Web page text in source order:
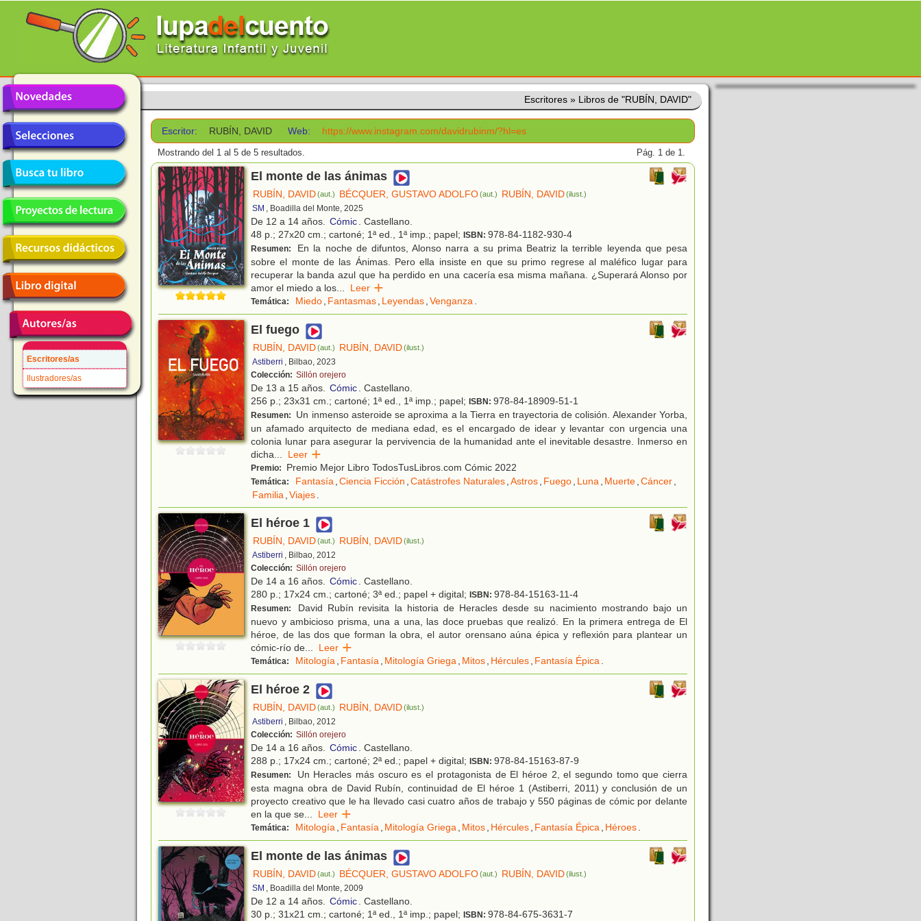
Escritores/as
Ilustradores/as
Escritores » Libros de "RUBÍN, DAVID"
Escritor: RUBÍN, DAVID Web: https://www.instagram.com/davidrubinm/?hl=es
Mostrando del 1 al 5 de 5 resultados. Pág. 1 de 1.
El monte de las ánimas
RUBÍN, DAVID(aut.) BÉCQUER, GUSTAVO ADOLFO(aut.) RUBÍN, DAVID (ilust.)
SM , Boadilla del Monte, 2025
De 12 a 14 años. Cómic. Castellano.
48 p.; 27x20 cm.; cartoné; 1ª ed., 1ª imp.; papel; ISBN: 978-84-1182-930-4
Resumen:
En la noche de difuntos, Alonso narra a su prima Beatriz la terrible leyenda que pesa
sobre el monte de las Ánimas. Pero ella insiste en que su primo regrese al maléfico lugar para
recuperar la banda azul que ha perdido en una cacería esa misma mañana. ¿Superará Alonso por
amor el miedo a los... Leer
Temática: Miedo, Fantasmas, Leyendas,Venganza.
El fuego
RUBÍN, DAVID(aut.) RUBÍN, DAVID(ilust.)
Astiberri , Bilbao, 2023
Colección: Sillón orejero
De 13 a 15 años. Cómic. Castellano.
256 p.; 23x31 cm.; cartoné; 1ª ed., 1ª imp.; papel; ISBN: 978-84-18909-51-1
Resumen:
Un inmenso asteroide se aproxima a la Tierra en trayectoria de colisión. Alexander Yorba,
un afamado arquitecto de mediana edad, es el encargado de idear y levantar con urgencia una
colonia lunar para asegurar la pervivencia de la humanidad ante el inevitable desastre. Inmerso en
dicha... Leer
Premio: Premio Mejor Libro TodosTusLibros.com Cómic 2022
Temática: Fantasía,Ciencia Ficción ,Catástrofes Naturales,Astros, Fuego, Luna, Muerte,Cáncer,
Familia,Viajes.
El héroe 1
RUBÍN, DAVID(aut.) RUBÍN, DAVID(ilust.)
Astiberri , Bilbao, 2012
Colección: Sillón orejero
De 14 a 16 años. Cómic. Castellano.
280 p.; 17x24 cm.; cartoné; 3ª ed.; papel + digital; ISBN: 978-84-15163-11-4
Resumen:
David Rubín revisita la historia de Heracles desde su nacimiento mostrando bajo un
nuevo y ambicioso prisma, una a una, las doce pruebas que realizó. En la primera entrega de El
héroe, de las dos que forman la obra, el autor orensano aúna épica y reflexión para plantear un
cómic-río de... Leer
Temática: Mitología, Fantasía, Mitología Griega, Mitos, Hércules, Fantasía Épica.
El héroe 2
RUBÍN, DAVID(aut.) RUBÍN, DAVID(ilust.)
Astiberri , Bilbao, 2012
Colección: Sillón orejero
De 14 a 16 años. Cómic. Castellano.
288 p.; 17x24 cm.; cartoné; 2ª ed.; papel + digital; ISBN: 978-84-15163-87-9
Resumen:
Un Heracles más oscuro es el protagonista de El héroe 2, el segundo tomo que cierra
esta magna obra de David Rubín, continuidad de El héroe 1 (Astiberri, 2011) y conclusión de un
proyecto creativo que le ha llevado casi cuatro años de trabajo y 550 páginas de cómic por delante
en la que se... Leer
Temática: Mitología, Fantasía, Mitología Griega, Mitos, Hércules, Fantasía Épica, Héroes.
El monte de las ánimas
RUBÍN, DAVID(aut.) BÉCQUER, GUSTAVO ADOLFO(aut.) RUBÍN, DAVID (ilust.)
SM , Boadilla del Monte, 2009
De 12 a 14 años. Cómic. Castellano.
30 p.; 31x21 cm.; cartoné; 1ª ed., 1ª imp.; papel; ISBN: 978-84-675-3631-7